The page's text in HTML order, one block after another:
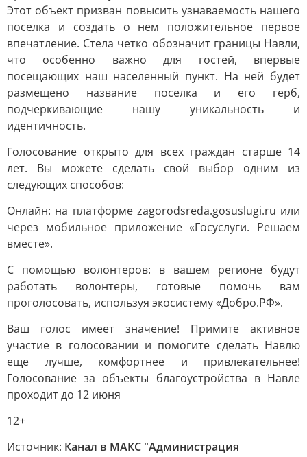
Этот объект призван повысить узнаваемость нашего
поселка и создать о нем положительное первое
впечатление. Стела четко обозначит границы Навли,
что особенно важно для гостей, впервые
посещающих наш населенный пункт. На ней будет
размещено название поселка и его герб,
подчеркивающие нашу уникальность и
идентичность.
Голосование открыто для всех граждан старше 14
лет. Вы можете сделать свой выбор одним из
следующих способов:
Онлайн: на платформе zagorodsreda.gosuslugi.ru или
через мобильное приложение «Госуслуги. Решаем
вместе».
С помощью волонтеров: в вашем регионе будут
работать волонтеры, готовые помочь вам
проголосовать, используя экосистему «Добро.РФ».
Ваш голос имеет значение! Примите активное
участие в голосовании и помогите сделать Навлю
еще лучше, комфортнее и привлекательнее!
Голосование за объекты благоустройства в Навле
проходит до 12 июня
12+
Источник: Канал в МАКС "Администрация